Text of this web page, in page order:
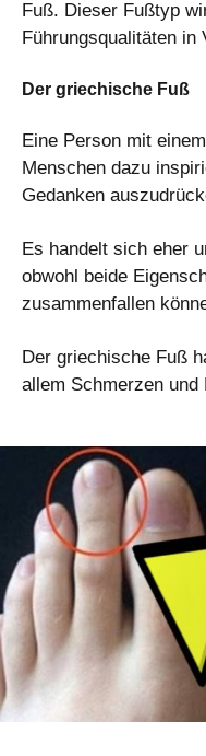
Fuß. Dieser Fußtyp
Führungsqualitäten in
Der griechische Fuß
Eine Person mit
Menschen dazu
Gedanken
Es handelt sich eher
obwohl beide
zusammenfallen
Der griechische Fuß
allem Schmerzen und